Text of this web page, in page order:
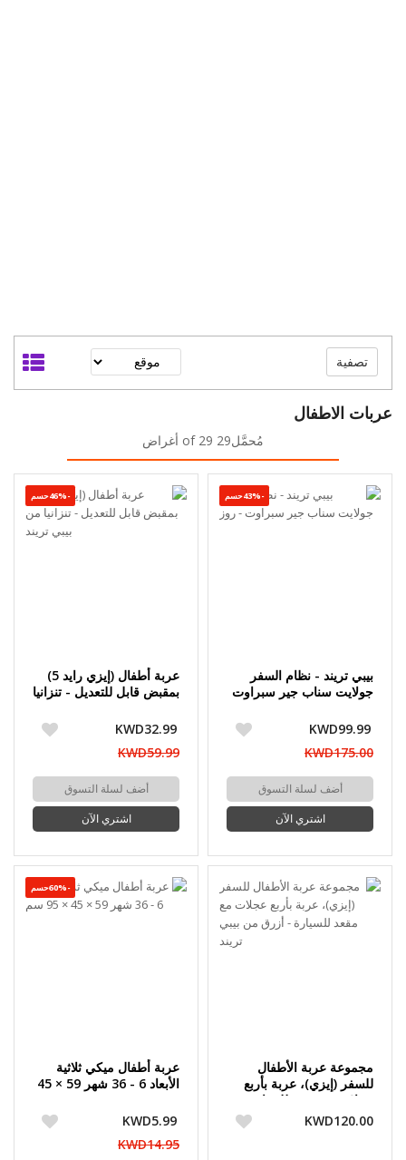
عربات الاطفال
مُحمَّل29 of 29 أغراض
-43%حسم
بيبي تريند - نظام السفر
جولايت سناب جير سبراوت
KWD99.99
KWD175.00
أضف لسلة التسوق
اشتري الآن
-46%حسم
عربة أطفال (إيزي رايد 5)
بمقبض قابل للتعديل - تنزانيا
KWD32.99
KWD59.99
أضف لسلة التسوق
اشتري الآن
مجموعة عربة الأطفال
للسفر (إيزي)، عربة بأربع
عجلات مع مقعد للسيارة -
أزرق من بيبي تريند
KWD120.00
-60%حسم
عربة أطفال ميكي ثلاثية
الأبعاد 6 - 36 شهر 59 × 45
KWD5.99
KWD14.95
تصفية